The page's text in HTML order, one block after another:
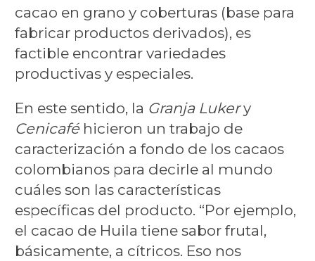
cacao en grano y coberturas (base para
fabricar productos derivados), es
factible encontrar variedades
productivas y especiales.
En este sentido, la Granja Lukery
Cenicaféhicieron un trabajo de
caracterización a fondo de los cacaos
colombianos para decirle al mundo
cuáles son las características
específicas del producto. “Por ejemplo,
el cacao de Huila tiene sabor frutal,
básicamente, a cítricos. Eso nos